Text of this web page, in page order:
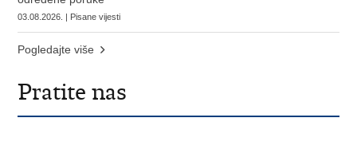
03.08.2026. | Pisane vijesti
Pogledajte više
Pratite nas